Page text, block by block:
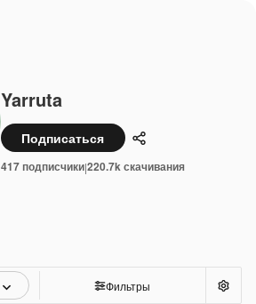
Yarruta
Подписаться Поделиться
417 подписчики|220.7k скачивания
Фильтры